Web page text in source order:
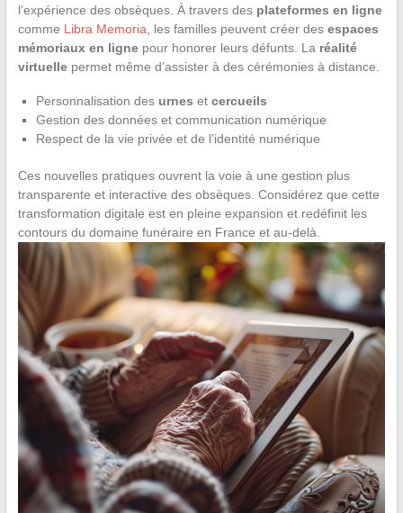
l’expérience des obsèques. À travers des plateformes en ligne
comme Libra Memoria , les familles peuvent créer des espaces
mémoriaux en lignepour honorer leurs défunts. La réalité
virtuellepermet même d’assister à des cérémonies à distance.
Personnalisation des urnes et cercueils
Gestion des données et communication numérique
Respect de la vie privée et de l’identité numérique
Ces nouvelles pratiques ouvrent la voie à une gestion plus
transparente et interactive des obsèques. Considérez que cette
transformation digitale est en pleine expansion et redéfinit les
contours du domaine funéraire en France et au-delà.